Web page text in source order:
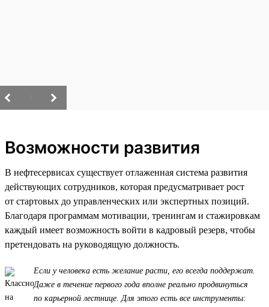
Возможности развития
В нефтесервисах существует отлаженная система развития
действующих сотрудников, которая предусматривает рост
от стартовых до управленческих или экспертных позиций.
Благодаря программам мотивации, тренингам и стажировкам
каждый имеет возможность войти в кадровый резерв, чтобы
претендовать на руководящую должность.
Если у человека есть желание расти, его всегда поддержат.
Даже в течение первого года вполне реально продвинуться
по карьерной лестнице. Для этого есть все инструменты: